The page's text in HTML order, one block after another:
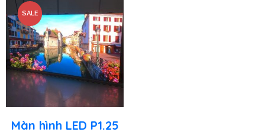
SALE
Màn hình LED P1.25